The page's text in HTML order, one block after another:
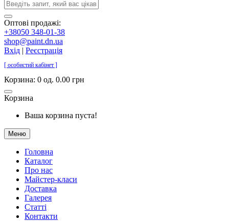
Оптові продажі:
+38050 348-01-38
shop@paint.dn.ua
Вхід | Реєстрація
[ особистий кабінет ]
Корзина: 0 од. 0.00 грн
Корзина
Ваша корзина пуста!
Меню
Головна
Каталог
Про нас
Майстер-класи
Доставка
Галерея
Статтi
Контакти